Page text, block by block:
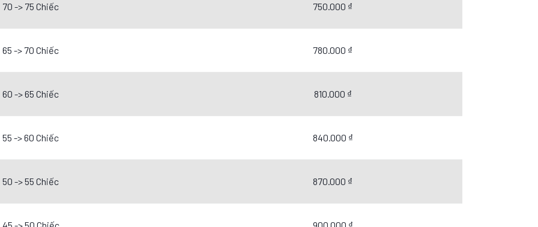
70 -> 75 Chiếc 750.000 ₫
65 -> 70 Chiếc 780.000 ₫
60 -> 65 Chiếc 810.000 ₫
55 -> 60 Chiếc 840.000 ₫
50 -> 55 Chiếc 870.000 ₫